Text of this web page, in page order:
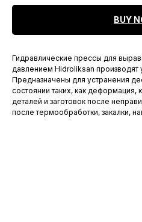
BUY
Гидравлические прессы для
давлением Hidroliksan производят
Предназначены для устранения
состоянии таких, как деформация,
деталей и заготовок после
после термообработки, закалки,